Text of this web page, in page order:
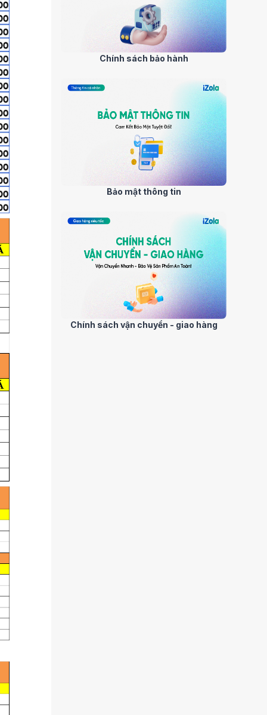
Chính sách bảo hành
Bảo mật thông tin
Chính sách vận chuyển - giao hàng